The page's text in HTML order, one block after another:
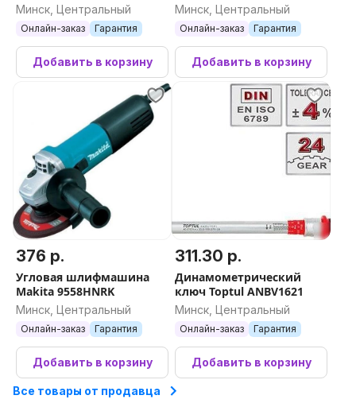
XLT 1325844 (с 2-мя АКБ,
Минск, Центральный
Онлайн-заказ Гарантия
Добавить в корзину
Минск, Центральный
Онлайн-заказ Гарантия
Добавить в корзину
376 р.
Угловая шлифмашина
Makita 9558HNRK
Минск, Центральный
Онлайн-заказ Гарантия
Добавить в корзину
311.30 р.
Динамометрический
ключ Toptul ANBV1621
Минск, Центральный
Онлайн-заказ Гарантия
Добавить в корзину
Все товары от продавца